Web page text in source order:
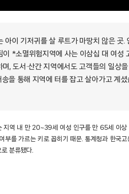
이 기저귀를 살 루트가 마땅치 않은 곳.
*소멸위험지역에 사는 이삼십 대 여성
, 도서·산간 지역에서도 고객들의 일상
을 통해 지역에 터를 잡고 살아가고 계셨
지역 내 만 20~39세 여성 인구를 만 65세 이상
를 가르는 키로 꼽히기 때문. 통계청과 한국고
분류됐다.